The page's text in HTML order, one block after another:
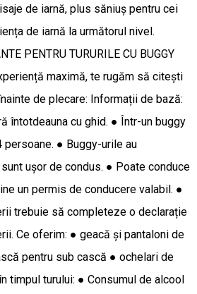
de iarnă, plus săniuș pentru cei
de iarnă la următorul nivel.
PENTRU TURURILE CU BUGGY
maximă, te rugăm să citești
de plecare: Informații de bază:
întotdeauna cu ghid. ● Într-un buggy
● Buggy-urile au
ușor de condus. ● Poate conduce
un permis de conducere valabil. ●
trebuie să completeze o declarație
Ce oferim: ● geacă și pantaloni de
pentru sub cască ● ochelari de
timpul turului: ● Consumul de alcool